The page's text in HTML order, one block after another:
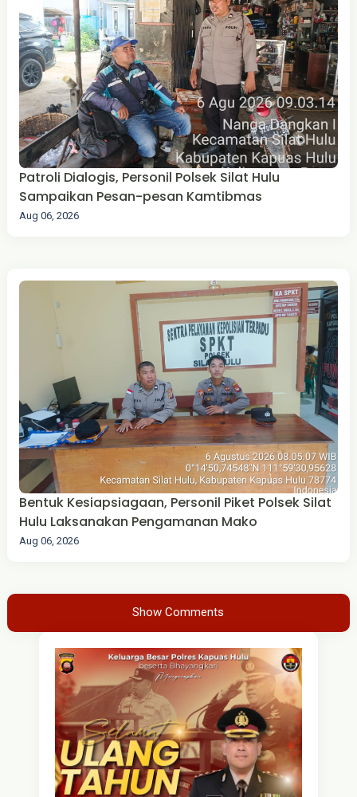
Patroli Dialogis, Personil Polsek Silat Hulu
Sampaikan Pesan-pesan Kamtibmas
Aug 06, 2026
Bentuk Kesiapsiagaan, Personil Piket Polsek Silat
Hulu Laksanakan Pengamanan Mako
Aug 06, 2026
Show Comments